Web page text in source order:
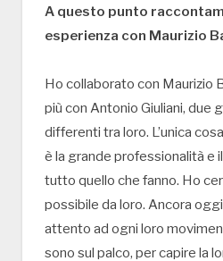
A questo punto
esperienza con Maurizio
Ho collaborato con Maurizio
più con Antonio Giuliani, due
differenti tra loro. L’unica
è la grande professionalità e
tutto quello che fanno. Ho
possibile da loro. Ancora
attento ad ogni loro
sono sul palco, per capire la